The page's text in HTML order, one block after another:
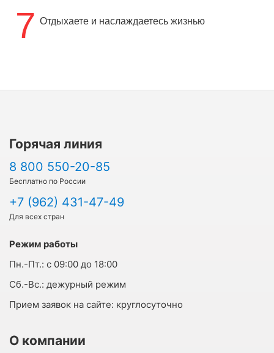
7 Отдыхаете и наслаждаетесь жизнью
Горячая линия
8 800 550-20-85
Бесплатно по России
+7 (962) 431-47-49
Для всех стран
Режим работы
Пн.-Пт.: с 09:00 до 18:00
Cб.-Вс.: дежурный режим
Прием заявок на сайте: круглосуточно
О компании